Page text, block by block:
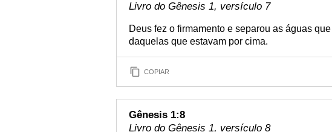
Livro do Gênesis 1, versículo 7
Deus fez o firmamento e separou as águas
daquelas que estavam por cima.
COPIAR
Gênesis 1:8
Livro do Gênesis 1, versículo 8